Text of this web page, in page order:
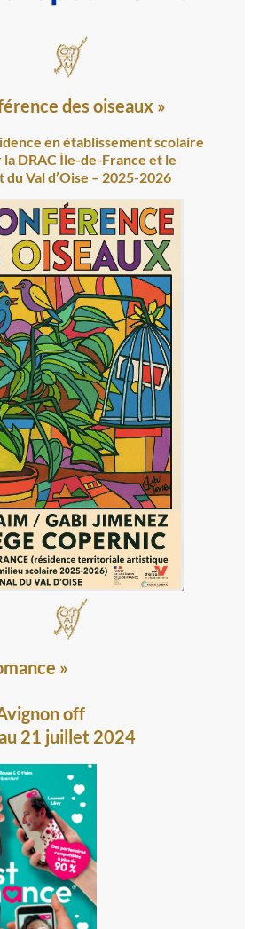
des oiseaux »
en établissement scolaire
DRAC Île-de-France et le
Val d’Oise – 2025-2026
»
off
21 juillet 2024